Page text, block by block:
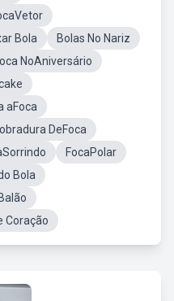
Bola
Bolas No Nariz
NoAniversário
aFoca
DeFoca
FocaPolar
Bola
Coração